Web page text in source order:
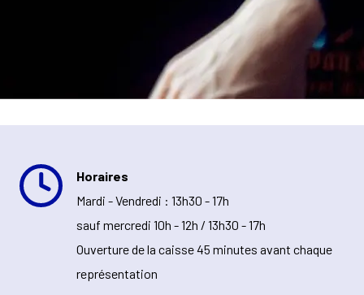
Horaires
Mardi - Vendredi : 13h30 - 17h
sauf mercredi 10h - 12h / 13h30 - 17h
Ouverture de la caisse 45 minutes avant chaque
représentation